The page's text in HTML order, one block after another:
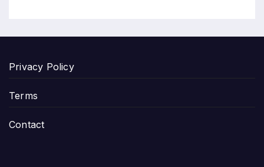
Privacy Policy
Terms
Contact